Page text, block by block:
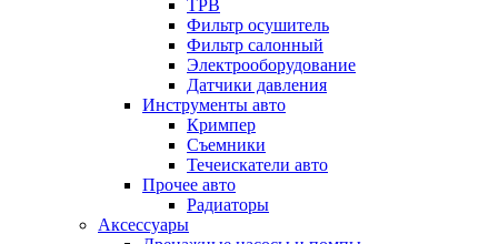
ТРВ
Фильтр осушитель
Фильтр салонный
Электрооборудование
Датчики давления
Инструменты авто
Кримпер
Съемники
Течеискатели авто
Прочее авто
Радиаторы
Аксессуары